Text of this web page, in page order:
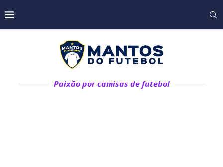
Paixão por camisas de futebol